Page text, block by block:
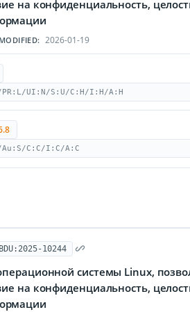
на конфиденциальность,
MODIFIED: 2026-01-19
PR:L/UI:N/S:U/C:H/I:H/A:H
Au:S/C:C/I:C/A:C
BDU:2025-10244
системы Linux,
на конфиденциальность,